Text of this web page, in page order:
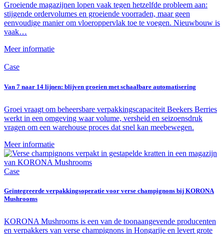
Groeiende magazijnen lopen vaak tegen hetzelfde probleem aan:
stijgende ordervolumes en groeiende voorraden, maar geen
eenvoudige manier om vloeroppervlak toe te voegen. Nieuwbouw is
vaak…
Meer informatie
Case
Van 7 naar 14 lijnen: blijven groeien met schaalbare automatisering
Groei vraagt om beheersbare verpakkingscapaciteit Beekers Berries
werkt in een omgeving waar volume, versheid en seizoensdruk
vragen om een warehouse proces dat snel kan meebewegen.
Meer informatie
Case
Geïntegreerde verpakkingsoperatie voor verse champignons bij KORONA
Mushrooms
KORONA Mushrooms is een van de toonaangevende producenten
en verpakkers van verse champignons in Hongarije en levert grote